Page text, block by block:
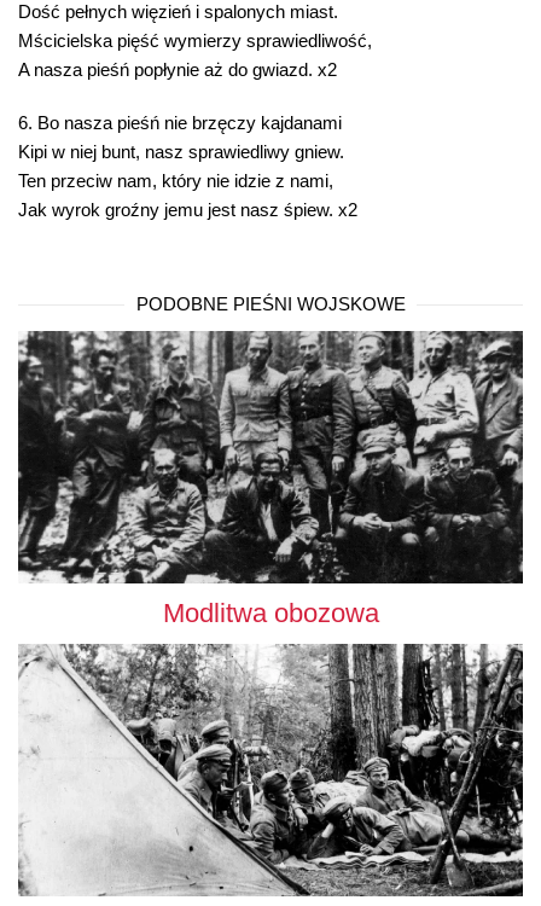
Dość pełnych więzień i spalonych miast.
Mścicielska pięść wymierzy sprawiedliwość,
A nasza pieśń popłynie aż do gwiazd. x2
6. Bo nasza pieśń nie brzęczy kajdanami
Kipi w niej bunt, nasz sprawiedliwy gniew.
Ten przeciw nam, który nie idzie z nami,
Jak wyrok groźny jemu jest nasz śpiew. x2
PODOBNE PIEŚNI WOJSKOWE
Modlitwa obozowa